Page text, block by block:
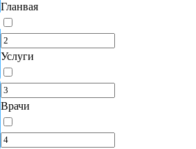
Гланвая
Услуги
Врачи